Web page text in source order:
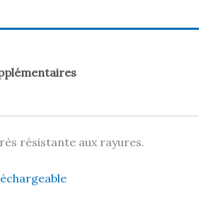
résistante aux rayures.